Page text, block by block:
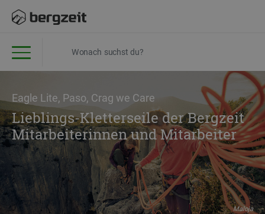
Eagle Lite, Paso, Crag we Care
Lieblings-Kletterseile der Bergzeit
Mitarbeiterinnen und Mitarbeiter
Maloja